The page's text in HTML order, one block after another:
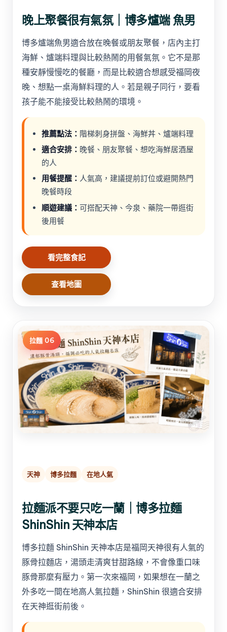
晚上聚餐很有氣氛｜博多爐端 魚男
博多爐端魚男適合放在晚餐或朋友聚餐，店內主打
海鮮、爐端料理與比較熱鬧的用餐氣氛。它不是那
種安靜慢慢吃的餐廳，而是比較適合想感受福岡夜
晚、想點一桌海鮮料理的人。若是親子同行，要看
孩子能不能接受比較熱鬧的環境。
推薦點法： 階梯刺身拼盤、海鮮丼、爐端料理
適合安排： 晚餐、朋友聚餐、想吃海鮮居酒屋
的人
用餐提醒： 人氣高，建議提前訂位或避開熱門
晚餐時段
順遊建議： 可搭配天神、今泉、藥院一帶逛街
後用餐
看完整食記
查看地圖
拉麵 06
天神 博多拉麵 在地人氣
拉麵派不要只吃一蘭｜博多拉麵
ShinShin 天神本店
博多拉麵 ShinShin 天神本店是福岡天神很有人氣的
豚骨拉麵店，湯頭走清爽甘甜路線，不會像重口味
豚骨那麼有壓力。第一次來福岡，如果想在一蘭之
外多吃一間在地高人氣拉麵，ShinShin 很適合安排
在天神逛街前後。